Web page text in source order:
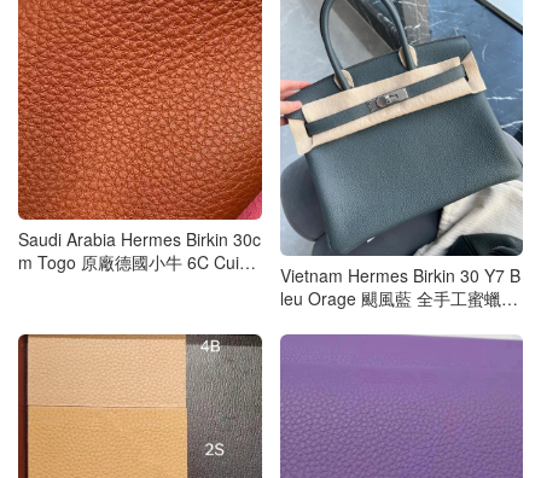
Saudi Arabia Hermes Birkin 30c
m Togo 原廠德國小牛 6C Cuivr
Vietnam Hermes Birkin 30 Y7 B
leu Orage 颶風藍 全手工蜜蠟線